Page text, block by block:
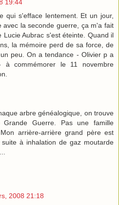
19:44
qui s'efface lentement. Et un jour,
avec la seconde guerre, ça m'a fait
Lucie Aubrac s'est éteinte. Quand il
la mémoire perd de sa force, de
peu. On a tendance - Olivier p a
à commémorer le 11 novembre
arbre généalogique, on trouve
Guerre. Pas une famille
arrière-arrière grand père est
à inhalation de gaz moutarde
2008 21:18